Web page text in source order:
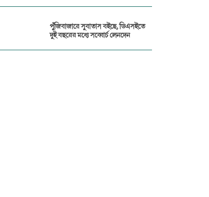
পুঁজিবাজারে সুবাতাস বইছে, ডিএসইতে
দুই বছরের মধ্যে সব্বোর্চ লেনদেন